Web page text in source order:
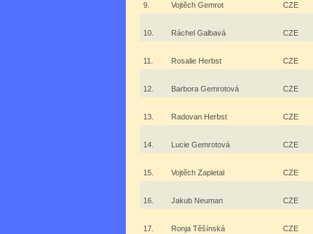
9. Vojtěch Gemrot CZE
10. Ráchel Galbavá CZE
11. Rosalie Herbst CZE
12. Barbora Gemrotová CZE
13. Radovan Herbst CZE
14. Lucie Gemrotová CZE
15. Vojtěch Zapletal CZE
16. Jakub Neuman CZE
17. Ronja Těšínská CZE